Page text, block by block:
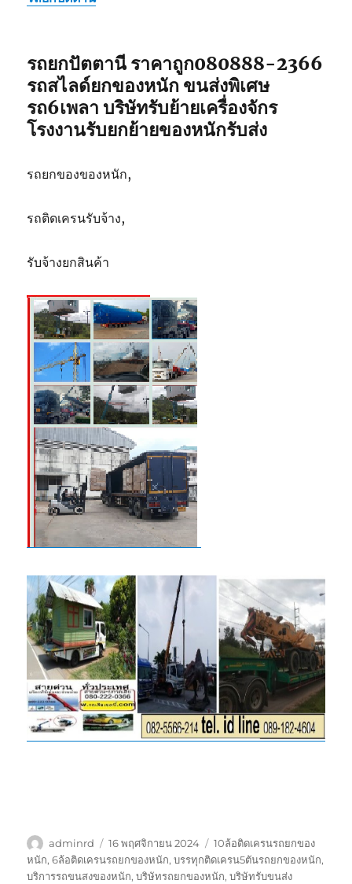
สินค้า
รถยกปัตตานี ราคาถูก080888-2366
รถสไลด์ยกของหนัก ขนส่งพิเศษ
รถ6เพลา บริษัทรับย้ายเครื่องจักร
โรงงานรับยกย้ายของหนักรับส่ง
รถยกของของหนัก,
รถติดเครนรับจ้าง,
รับจ้างยกสินค้า
ผู้
เขียน
adminrd
เขียน
เมื่อ
16 พฤศจิกายน 2024
ป้าย
กำกับ
10ล้อติดเครนรถยกของ
หนัก,6ล้อติดเครนรถยกของหนัก,บรรทุกติดเครน5ตันรถยกของหนัก,
บริการรถขนสงของหนัก,บริษัทรถยกของหนัก,บริษัทรับขนส่ง